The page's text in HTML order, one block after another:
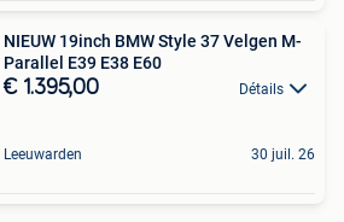
NIEUW 19inch BMW Style 37 Velgen M-
Parallel E39 E38 E60
€ 1.395,00 Détails
Leeuwarden 30 juil. 26